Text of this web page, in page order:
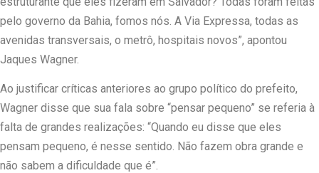
pelo governo da Bahia, fomos nós. A Via Expressa, todas as
avenidas transversais, o metrô, hospitais novos”, apontou
Jaques Wagner.
Ao justificar críticas anteriores ao grupo político do prefeito,
Wagner disse que sua fala sobre “pensar pequeno” se referia à
falta de grandes realizações: “Quando eu disse que eles
pensam pequeno, é nesse sentido. Não fazem obra grande e
não sabem a dificuldade que é”.